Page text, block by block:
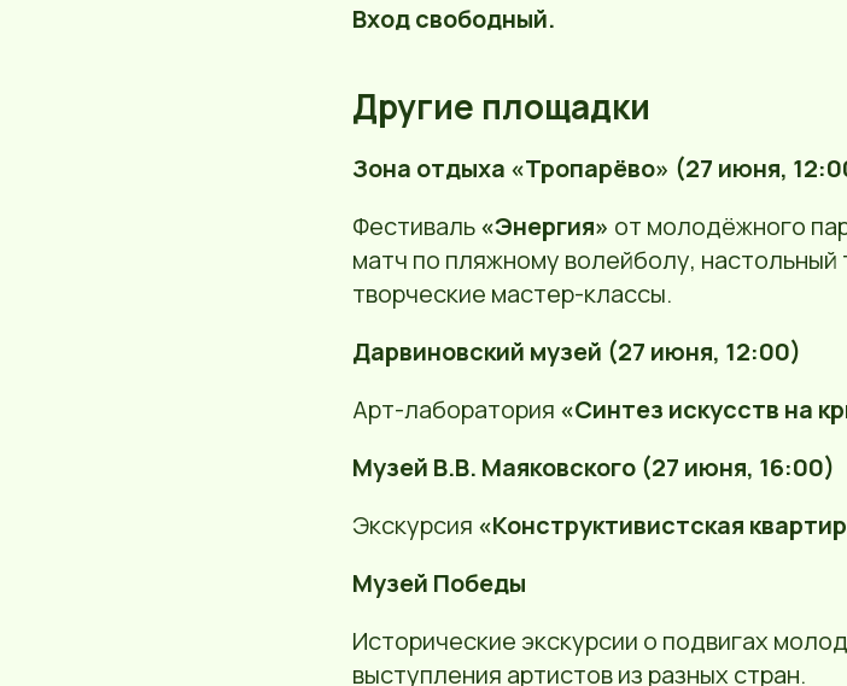
Вход свободный.
Другие площадки
Зона отдыха «Тропарёво» (27 июня,
Фестиваль«Энергия» от молодёжного
матч по пляжному волейболу,
творческие мастер-классы.
Дарвиновский музей (27 июня, 12:00)
Арт-лаборатория «Синтез искусств на
Музей В.В. Маяковского (27 июня, 16:00)
Экскурсия «Конструктивистская
Музей Победы
Исторические экскурсии о подвигах
выступления артистов из разных стран.